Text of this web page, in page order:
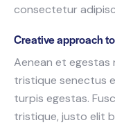
consectetur
Creative approach
Aenean et egestas
tristique senectus
turpis egestas.
tristique, justo elit